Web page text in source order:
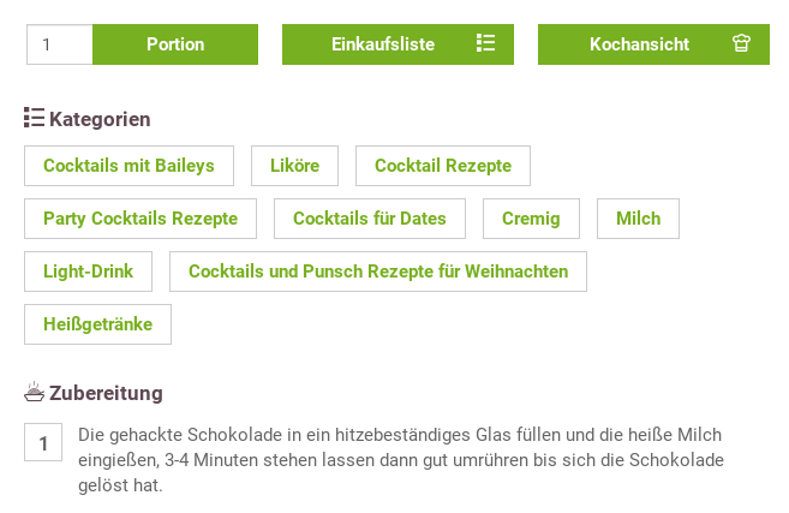
Portion Einkaufsliste Kochansicht
Kategorien
Cocktails mit Baileys Liköre Cocktail Rezepte
Party Cocktails Rezepte Cocktails für Dates Cremig Milch
Light-Drink Cocktails und Punsch Rezepte für Weihnachten
Heißgetränke
Zubereitung
Die gehackte Schokolade in ein hitzebeständiges Glas füllen und die heiße Milch
eingießen, 3-4 Minuten stehen lassen dann gut umrühren bis sich die Schokolade
gelöst hat.